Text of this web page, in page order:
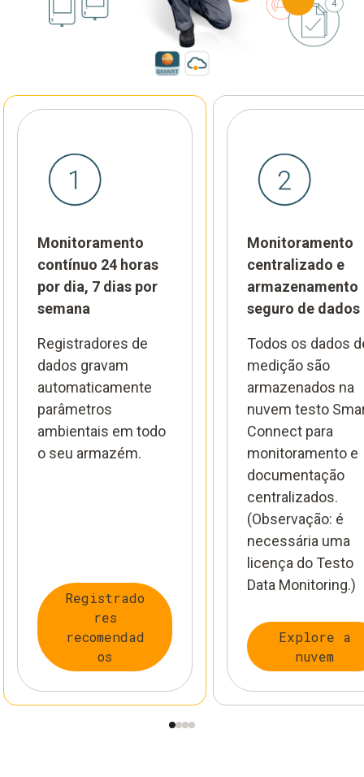
Monitoramento
contínuo 24 horas
por dia, 7 dias por
semana
Registradores de
dados gravam
automaticamente
parâmetros
ambientais em todo
o seu armazém.
Registrado
res
recomendad
os
Monitoramento
centralizado e
armazenamento
seguro de dados
Todos os dados
medição são
armazenados na
nuvem testo
Connect para
monitoramento e
documentação
centralizados.
(Observação: é
necessária uma
licença do Testo
Data Monitoring.)
Explore a
nuvem